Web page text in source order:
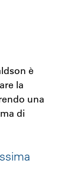
è
la
una
di